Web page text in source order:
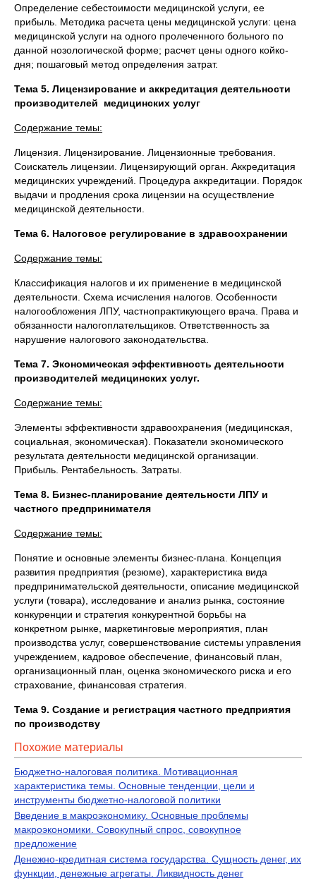
Определение себестоимости медицинской услуги, ее
прибыль. Методика расчета цены медицинской услуги: цена
медицинской услуги на одного пролеченного больного по
данной нозологической форме; расчет цены одного койко-
дня; пошаговый метод определения затрат.
Тема 5. Лицензирование и аккредитация деятельности
производителей медицинских услуг
Содержание темы:
Лицензия. Лицензирование. Лицензионные требования.
Соискатель лицензии. Лицензирующий орган. Аккредитация
медицинских учреждений. Процедура аккредитации. Порядок
выдачи и продления срока лицензии на осуществление
медицинской деятельности.
Тема 6. Налоговое регулирование в здравоохранении
Содержание темы:
Классификация налогов и их применение в медицинской
деятельности. Схема исчисления налогов. Особенности
налогообложения ЛПУ, частнопрактикующего врача. Права и
обязанности налогоплательщиков. Ответственность за
нарушение налогового законодательства.
Тема 7. Экономическая эффективность деятельности
производителей медицинских услуг.
Содержание темы:
Элементы эффективности здравоохранения (медицинская,
социальная, экономическая). Показатели экономического
результата деятельности медицинской организации.
Прибыль. Рентабельность. Затраты.
Тема 8. Бизнес-планирование деятельности ЛПУ и
частного предпринимателя
Содержание темы:
Понятие и основные элементы бизнес-плана. Концепция
развития предприятия (резюме), характеристика вида
предпринимательской деятельности, описание медицинской
услуги (товара), исследование и анализ рынка, состояние
конкуренции и стратегия конкурентной борьбы на
конкретном рынке, маркетинговые мероприятия, план
производства услуг, совершенствование системы управления
учреждением, кадровое обеспечение, финансовый план,
организационный план, оценка экономического риска и его
страхование, финансовая стратегия.
Тема 9. Создание и регистрация частного предприятия
по производству
Похожие материалы
Бюджетно-налоговая политика. Мотивационная
характеристика темы. Основные тенденции, цели и
инструменты бюджетно-налоговой политики
Введение в макроэкономику. Основные проблемы
макроэкономики. Совокупный спрос, совокупное
предложение
Денежно-кредитная система государства. Сущность денег, их
функции, денежные агрегаты. Ликвидность денег